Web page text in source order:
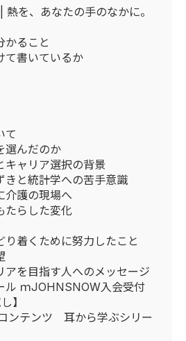
を、あなたの手のなかに。
かること
て書いているか
て
選んだのか
キャリア選択の背景
きと統計学への苦手意識
介護の現場へ
たらした変化
り着くために努力したこと
アを目指す人へのメッセージ
ル ｍJOHNSNOW入会受付
】
ンテンツ 耳から学ぶシリー